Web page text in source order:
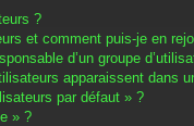
?
et comment puis-je en
d’un groupe
apparaissent dans
par défaut » ?
» ?